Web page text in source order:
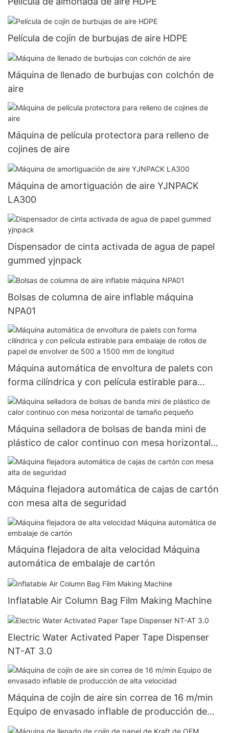
Película de cojín de burbujas de aire HDPE
Máquina de llenado de burbujas con colchón de
aire
Máquina de película protectora para relleno de
cojines de aire
Máquina de amortiguación de aire YJNPACK
LA300
Dispensador de cinta activada de agua de papel
gummed yjnpack
Bolsas de columna de aire inflable máquina
NPA01
Máquina automática de envoltura de palets con
forma cilíndrica y con película estirable para
embalaje de rollos de papel de envolver de 500 a
1500 mm de longitud
Máquina selladora de bolsas de banda mini de
plástico de calor continuo con mesa horizontal
de tamaño pequeño
Máquina flejadora automática de cajas de cartón
con mesa alta de seguridad
Máquina flejadora de alta velocidad Máquina
automática de embalaje de cartón
Inflatable Air Column Bag Film Making Machine
Electric Water Activated Paper Tape Dispenser
NT-AT 3.0
Máquina de cojín de aire sin correa de 16 m/min
Equipo de envasado inflable de producción de
alta velocidad